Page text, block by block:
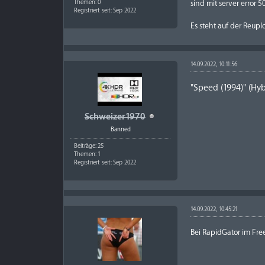
Themen: 0
Registriert seit: Sep 2022
sind mit server error
Es steht auf der
Schweizer1970
Banned
Beiträge: 25
Themen: 1
Registriert seit: Sep 2022
14.09.2022, 10:11:56
"Speed (1994)" (
14.09.2022, 10:45:21
Bei RapidGator im